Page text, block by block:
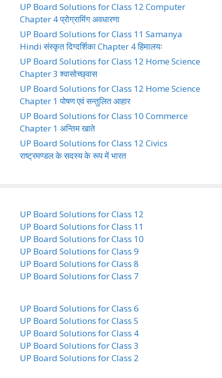
UP Board Solutions for Class 12 Computer
Chapter 4 प्रोग्रामिंग अवधारणा
UP Board Solutions for Class 11 Samanya
Hindi संस्कृत दिग्दर्शिका Chapter 4 हिमालयः
UP Board Solutions for Class 12 Home Science
Chapter 3 श्वासोच्छ्वास
UP Board Solutions for Class 12 Home Science
Chapter 1 पोषण एवं सन्तुलित आहार
UP Board Solutions for Class 10 Commerce
Chapter 1 अन्तिम खाते
UP Board Solutions for Class 12 Civics
राष्ट्रमण्डल के सदस्य के रूप में भारत
UP Board Solutions for Class 12
UP Board Solutions for Class 11
UP Board Solutions for Class 10
UP Board Solutions for Class 9
UP Board Solutions for Class 8
UP Board Solutions for Class 7
UP Board Solutions for Class 6
UP Board Solutions for Class 5
UP Board Solutions for Class 4
UP Board Solutions for Class 3
UP Board Solutions for Class 2